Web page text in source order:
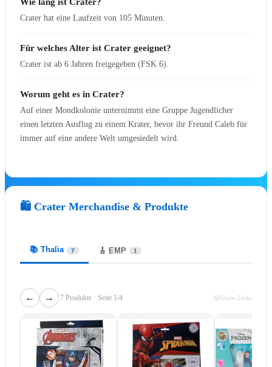
🌎 Walt Disney World
🎡 Disneyland Resort
🗼 Tokyo Disney Resort
🇨🇳 Shanghai Disney Resortsoon
🇭🇰 Hong Kong Disneyland
💼
Cultural Representative Program
🎟️ Tickets & Reise
🏰 DLP Ticket & Hotel Pauschalen*
🎡 Nur Park-Tickets (DLP)*
🌎 Walt Disney World Tickets*
Crater hat eine Laufzeit von 105 Minuten.
Für welches Alter ist Crater geeignet?
Crater ist ab 6 Jahren freigegeben (FSK 6).
Worum geht es in Crater?
Auf einer Mondkolonie unternimmt eine Gruppe Jugendlicher
einen letzten Ausflug zu einem Krater, bevor ihr Freund Caleb für
immer auf eine andere Welt umgesiedelt wird.
🛍️ Crater Merchandise & Produkte
📚 Thalia 7 🎸 EMP 1
← → 7 Produkte · Seite 1/4 Affiliate-Links